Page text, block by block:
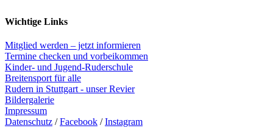
Wichtige Links
Mitglied werden – jetzt informieren
Termine checken und vorbeikommen
Kinder- und Jugend-Ruderschule
Breitensport für alle
Rudern in Stuttgart - unser Revier
Bildergalerie
Impressum
Datenschutz /Facebook /Instagram